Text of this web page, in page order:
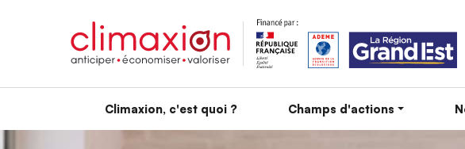
Climaxion, c'est quoi ? Champs d'actions